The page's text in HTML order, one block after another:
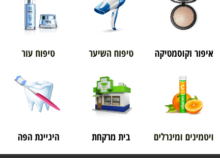
איפור וקוסמטיקה טיפוח השיער טיפוח עור
ויטמינים ומינרלים בית מרקחת היגיינת הפה